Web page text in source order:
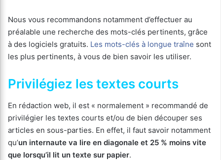
Nous vous recommandons notamment d’effectuer au
préalable une recherche des mots-clés pertinents, grâce
à des logiciels gratuits. Les mots-clés à longue traîne sont
les plus pertinents, à vous de bien savoir les utiliser.
Privilégiez les textes courts
En rédaction web, il est « normalement » recommandé de
privilégier les textes courts et/ou de bien découper ses
articles en sous-parties. En effet, il faut savoir notamment
qu’un internaute va lire en diagonale et 25 % moins vite
que lorsqu’il lit un texte sur papier.